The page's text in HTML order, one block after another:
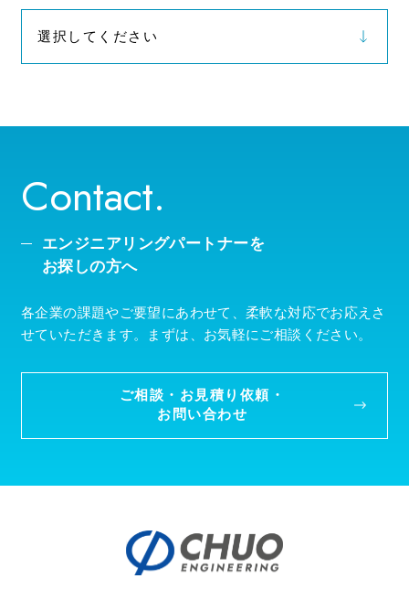
選択してください
Contact.
エンジニアリングパートナーを
お探しの方へ
各企業の課題やご要望にあわせて、柔軟な対応でお応えさ
せていただきます。まずは、お気軽にご相談ください。
ご相談・お見積り依頼・
お問い合わせ